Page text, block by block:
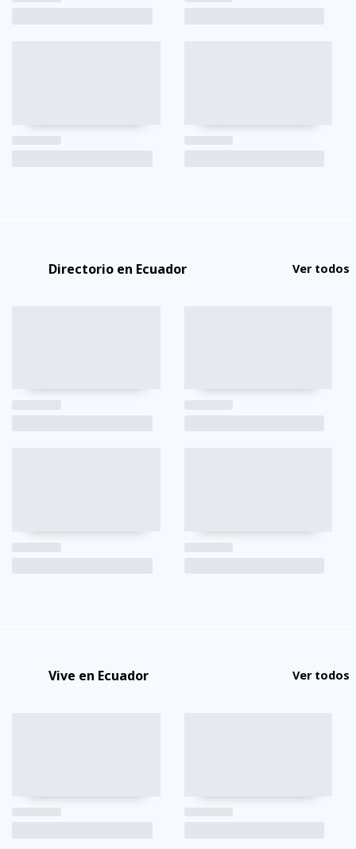
Directorio en Ecuador Ver todos
Vive en Ecuador Ver todos